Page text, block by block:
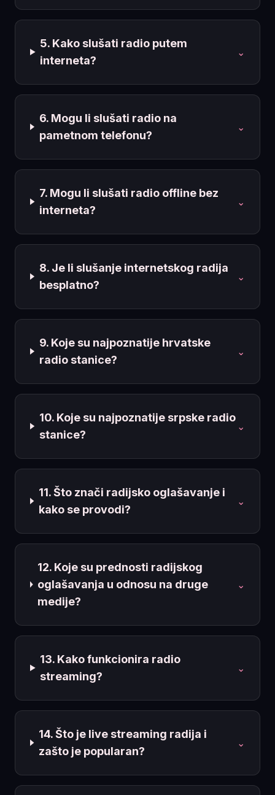
5. Kako slušati radio putem
interneta?
⌄
6. Mogu li slušati radio na
pametnom telefonu?
⌄
7. Mogu li slušati radio offline bez
interneta?
⌄
8. Je li slušanje internetskog radija
besplatno?
⌄
9. Koje su najpoznatije hrvatske
radio stanice?
⌄
10. Koje su najpoznatije srpske radio
stanice?
⌄
11. Što znači radijsko oglašavanje i
kako se provodi?
⌄
12. Koje su prednosti radijskog
oglašavanja u odnosu na druge
medije?
⌄
13. Kako funkcionira radio
streaming?
⌄
14. Što je live streaming radija i
zašto je popularan?
⌄